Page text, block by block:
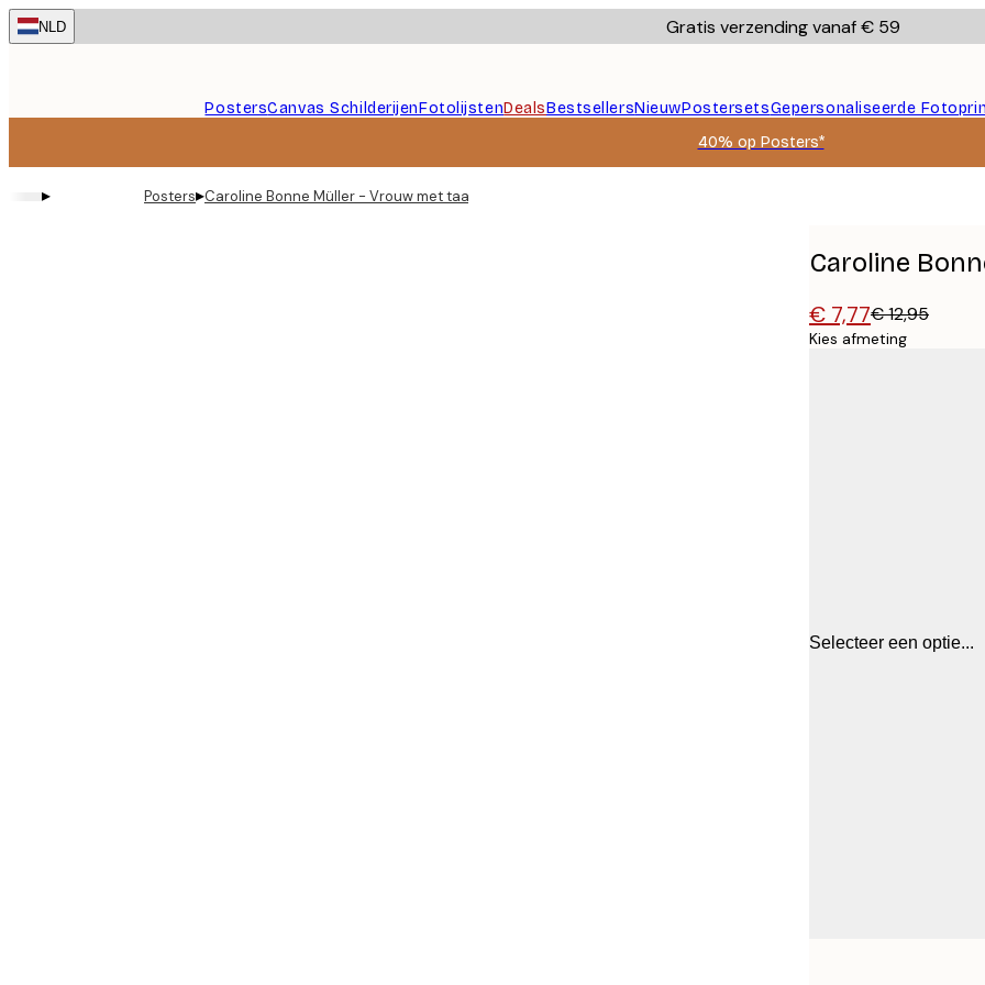
Skip
to
NLD Gratis verzending vanaf € 59
PostersCanvas SchilderijenFotolijstenDealsBestsellersNieuwPostersetsGepersonaliseerde
40% op Posters*
▸ Posters▸Caroline Bonne Müller - Vrouw met taart Poster
Caroline
€ 7,77€ 12,95
Kies afmeting
Selecteer een optie...